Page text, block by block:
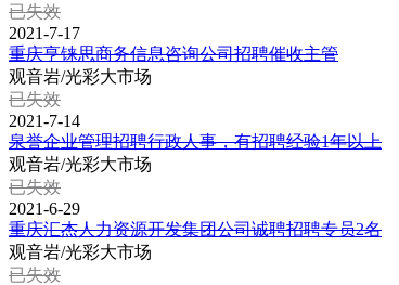
已失效
2021-7-17
重庆亨铼思商务信息咨询公司招聘催收主管
观音岩/光彩大市场
已失效
2021-7-14
泉誉企业管理招聘行政人事，有招聘经验1年以上
观音岩/光彩大市场
已失效
2021-6-29
重庆汇杰人力资源开发集团公司诚聘招聘专员2名
观音岩/光彩大市场
已失效